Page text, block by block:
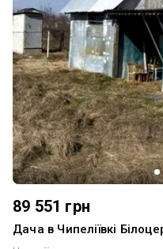
89 551 грн
Дача в Чипеліївкі